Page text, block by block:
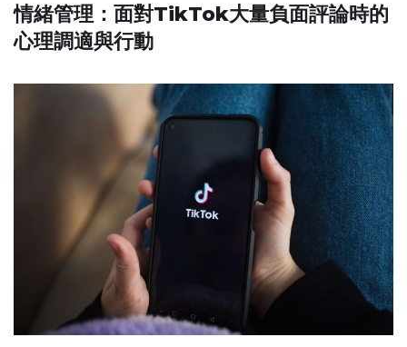
情緒管理：面對TikTok大量負面評論時的
心理調適與行動